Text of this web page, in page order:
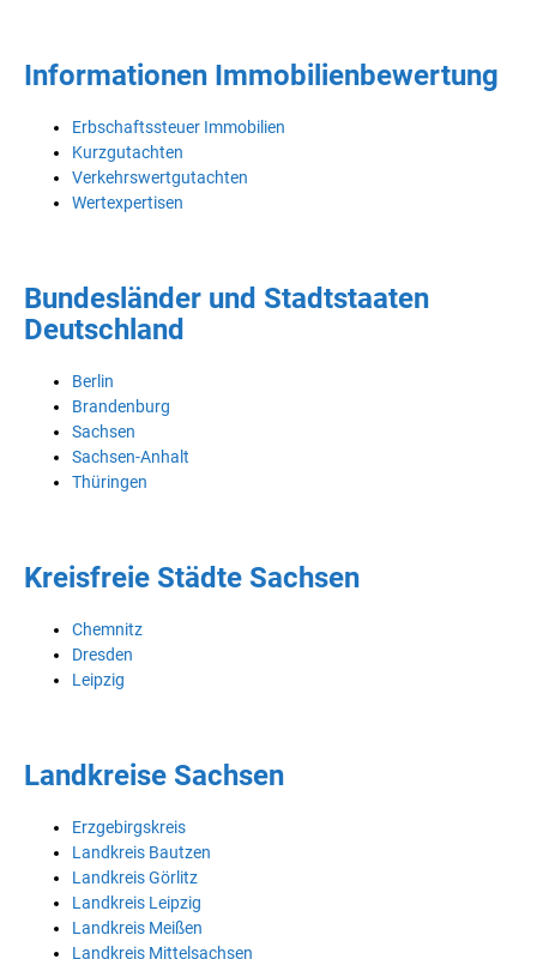
Informationen Immobilienbewertung
Erbschaftssteuer Immobilien
Kurzgutachten
Verkehrswertgutachten
Wertexpertisen
Bundesländer und Stadtstaaten
Deutschland
Berlin
Brandenburg
Sachsen
Sachsen-Anhalt
Thüringen
Kreisfreie Städte Sachsen
Chemnitz
Dresden
Leipzig
Landkreise Sachsen
Erzgebirgskreis
Landkreis Bautzen
Landkreis Görlitz
Landkreis Leipzig
Landkreis Meißen
Landkreis Mittelsachsen